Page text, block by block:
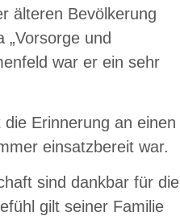
älteren Bevölkerung
und
war er ein sehr
Erinnerung an einen
einsatzbereit war.
sind dankbar für die
gilt seiner Familie